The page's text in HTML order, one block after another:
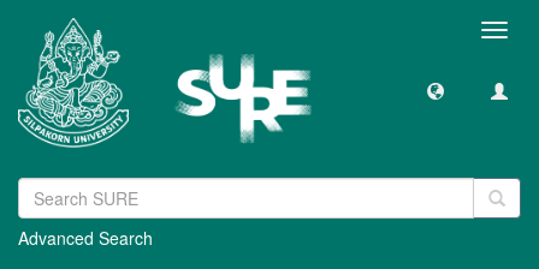
Advanced Search